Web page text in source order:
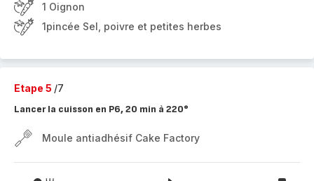
1 Oignon
1pincée Sel, poivre et petites herbes
Etape 5 /7
Lancer la cuisson en P6, 20 min à 220°
Moule antiadhésif Cake Factory